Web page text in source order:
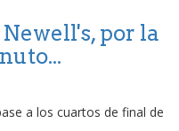
por la
a los cuartos de final de